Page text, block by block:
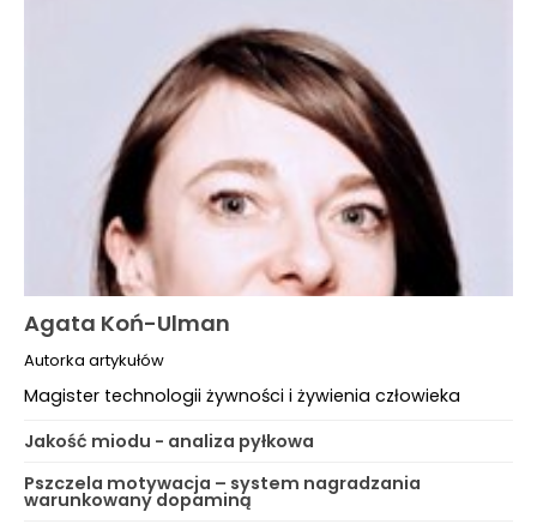
Agata Koń-Ulman
Autorka artykułów
Magister technologii żywności i żywienia człowieka
Jakość miodu - analiza pyłkowa
Pszczela motywacja – system nagradzania
warunkowany dopaminą